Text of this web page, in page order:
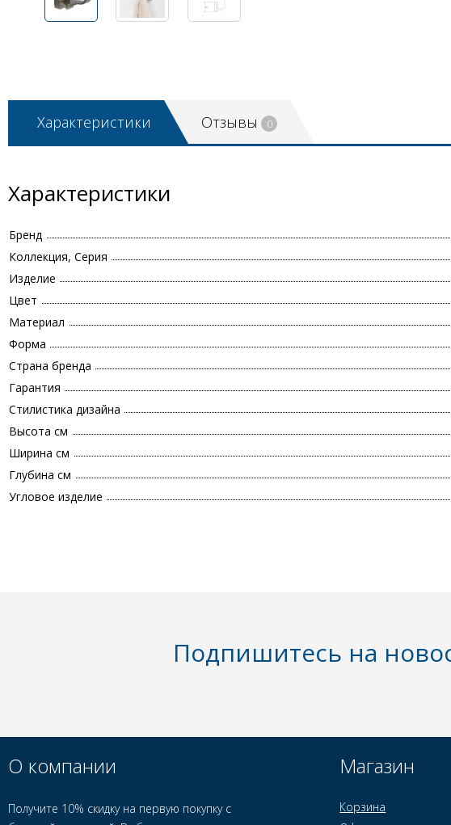
Характеристики Отзывы 0
Характеристики
Бренд
Коллекция, Серия
Изделие
Цвет
Материал
Форма
Страна бренда
Гарантия
Стилистика дизайна
Высота см
Ширина см
Глубина см
Угловое изделие
Подпишитесь на
О компании
Получите 10% скидку на первую покупку с
Магазин
Корзина